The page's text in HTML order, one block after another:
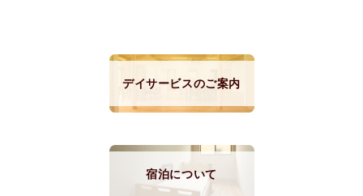
デイサービスのご案内
宿泊について